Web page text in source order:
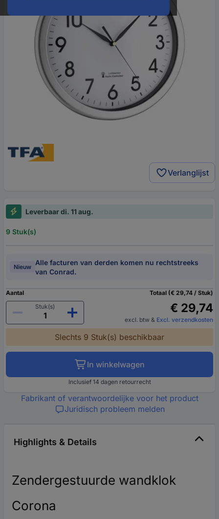
Verlanglijst
Leverbaar di. 11 aug.
9 Stuk(s)
Nieuw
Alle facturen van derden komen nu rechtstreeks
van Conrad.
Aantal
Stuk(s)
Totaal (€ 29,74 / Stuk)
€ 29,74
excl. btw & Excl. verzendkosten
Slechts 9 Stuk(s) beschikbaar
In winkelwagen
Inclusief 14 dagen retourrecht
Fabrikant of verantwoordelijke voor het product
Juridisch probleem melden
Highlights & Details
Zendergestuurde wandklok
Corona